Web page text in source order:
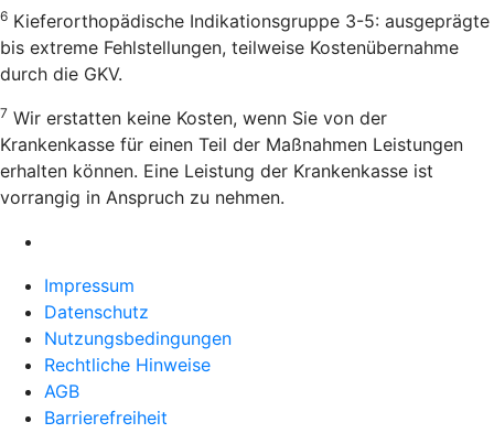
6 Kieferorthopädische Indikationsgruppe 3-5: ausgeprägte
bis extreme Fehlstellungen, teilweise Kostenübernahme
durch die GKV.
7 Wir erstatten keine Kosten, wenn Sie von der
Krankenkasse für einen Teil der Maßnahmen Leistungen
erhalten können. Eine Leistung der Krankenkasse ist
vorrangig in Anspruch zu nehmen.
Impressum
Datenschutz
Nutzungsbedingungen
Rechtliche Hinweise
AGB
Barrierefreiheit